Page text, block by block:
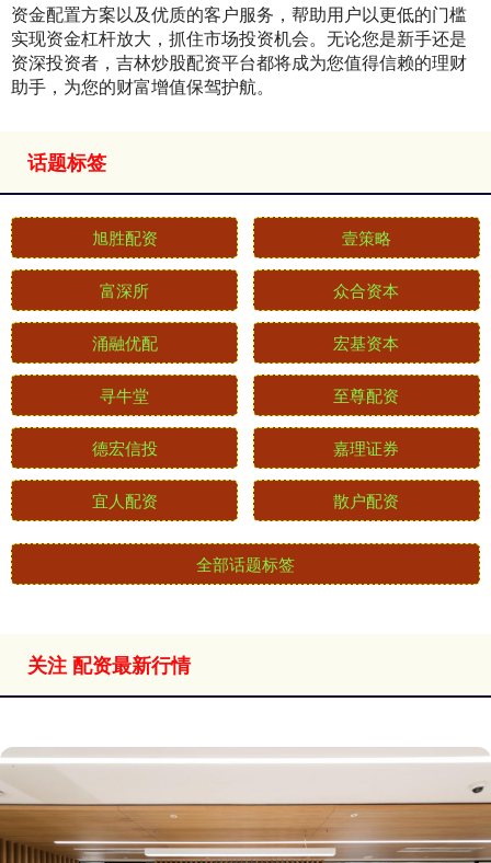
资金配置方案以及优质的客户服务，帮助用户以更低的门槛
实现资金杠杆放大，抓住市场投资机会。无论您是新手还是
资深投资者，吉林炒股配资平台都将成为您值得信赖的理财
助手，为您的财富增值保驾护航。
话题标签
旭胜配资 壹策略
富深所 众合资本
涌融优配 宏基资本
寻牛堂 至尊配资
德宏信投 嘉理证券
宜人配资 散户配资
全部话题标签
关注 配资最新行情